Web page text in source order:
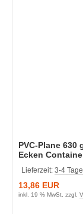
PVC-Plane 630
Ecken
Lieferzeit: 3-4 Tage
13,86 EUR
inkl. 19 % MwSt. zzgl.